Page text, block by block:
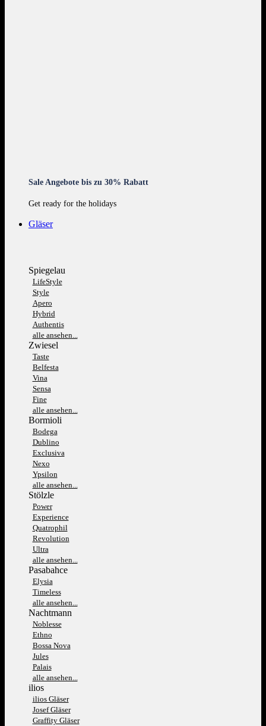
Sale Angebote bis zu 30% Rabatt
Get ready for the holidays
Gläser
Spiegelau
LifeStyle
Style
Apero
Hybrid
Authentis
alle ansehen...
Zwiesel
Taste
Belfesta
Vina
Sensa
Fine
alle ansehen...
Bormioli
Bodega
Dublino
Exclusiva
Nexo
Ypsilon
alle ansehen...
Stölzle
Power
Experience
Quatrophil
Revolution
Ultra
alle ansehen...
Pasabahce
Elysia
Timeless
alle ansehen...
Nachtmann
Noblesse
Ethno
Bossa Nova
Jules
Palais
alle ansehen...
ilios
ilios Gläser
Josef Gläser
Graffity Gläser